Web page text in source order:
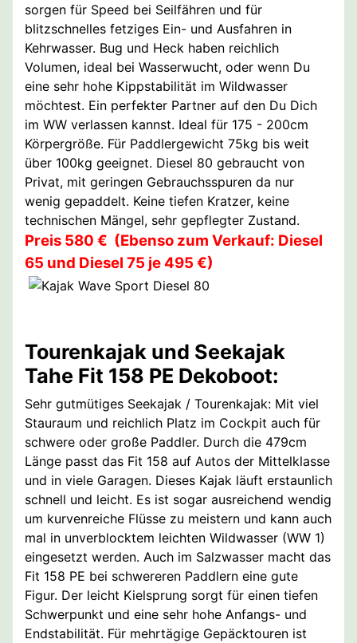
sorgen für Speed bei Seilfähren und für
blitzschnelles fetziges Ein- und Ausfahren in
Kehrwasser. Bug und Heck haben reichlich
Volumen, ideal bei Wasserwucht, oder wenn Du
eine sehr hohe Kippstabilität im Wildwasser
möchtest. Ein perfekter Partner auf den Du Dich
im WW verlassen kannst. Ideal für 175 - 200cm
Körpergröße. Für Paddlergewicht 75kg bis weit
über 100kg geeignet. Diesel 80 gebraucht von
Privat, mit geringen Gebrauchsspuren da nur
wenig gepaddelt. Keine tiefen Kratzer, keine
technischen Mängel, sehr gepflegter Zustand.
Preis 580 € (Ebenso zum Verkauf: Diesel
65 und Diesel 75 je 495 €)
Tourenkajak und Seekajak
Tahe Fit 158 PE Dekoboot:
Sehr gutmütiges Seekajak / Tourenkajak: Mit viel
Stauraum und reichlich Platz im Cockpit auch für
schwere oder große Paddler. Durch die 479cm
Länge passt das Fit 158 auf Autos der Mittelklasse
und in viele Garagen. Dieses Kajak läuft erstaunlich
schnell und leicht. Es ist sogar ausreichend wendig
um kurvenreiche Flüsse zu meistern und kann auch
mal in unverblocktem leichten Wildwasser (WW 1)
eingesetzt werden. Auch im Salzwasser macht das
Fit 158 PE bei schwereren Paddlern eine gute
Figur. Der leicht Kielsprung sorgt für einen tiefen
Schwerpunkt und eine sehr hohe Anfangs- und
Endstabilität. Für mehrtägige Gepäcktouren ist